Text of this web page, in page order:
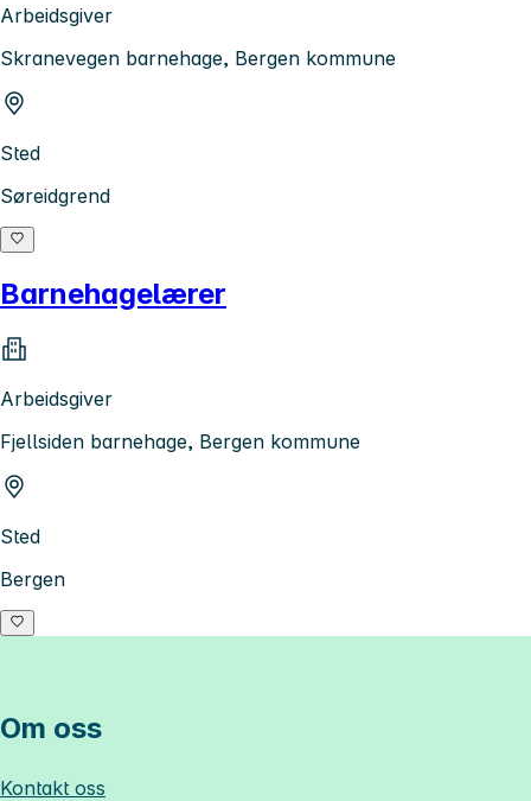
Arbeidsgiver
Skranevegen barnehage, Bergen kommune
Sted
Søreidgrend
Barnehagelærer
Arbeidsgiver
Fjellsiden barnehage, Bergen kommune
Sted
Bergen
Om oss
Kontakt oss